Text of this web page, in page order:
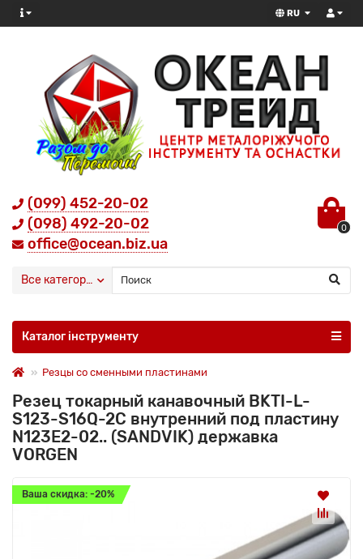
RU
(099) 452-20-02
(098) 492-20-02
office@ocean.biz.ua
0
Все категории
Каталог інструменту
Резцы со сменными пластинами
Резец токарный канавочный BKTI-L-
S123-S16Q-2C внутренний под пластину
N123E2-02.. (SANDVIK) державка
VORGEN
Ваша скидка: -20%